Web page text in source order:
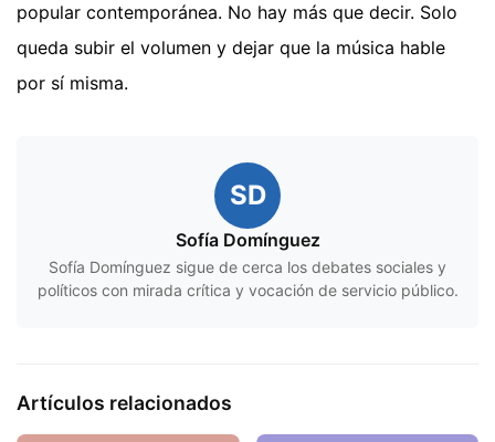
popular contemporánea. No hay más que decir. Solo
queda subir el volumen y dejar que la música hable
por sí misma.
SD
Sofía Domínguez
Sofía Domínguez sigue de cerca los debates sociales y
políticos con mirada crítica y vocación de servicio público.
Artículos relacionados